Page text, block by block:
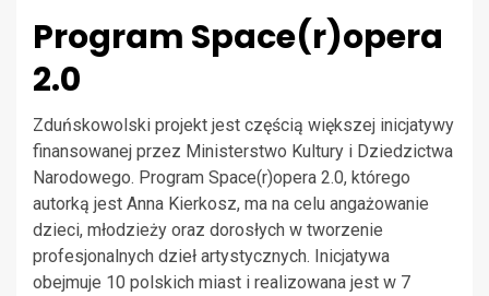
Program Space(r)opera
2.0
Zduńskowolski projekt jest częścią większej inicjatywy
finansowanej przez Ministerstwo Kultury i Dziedzictwa
Narodowego. Program Space(r)opera 2.0, którego
autorką jest Anna Kierkosz, ma na celu angażowanie
dzieci, młodzieży oraz dorosłych w tworzenie
profesjonalnych dzieł artystycznych. Inicjatywa
obejmuje 10 polskich miast i realizowana jest w 7